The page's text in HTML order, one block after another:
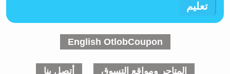
تعليم
English OtlobCoupon
المتاجر ومواقع التسوق أتصل بنا